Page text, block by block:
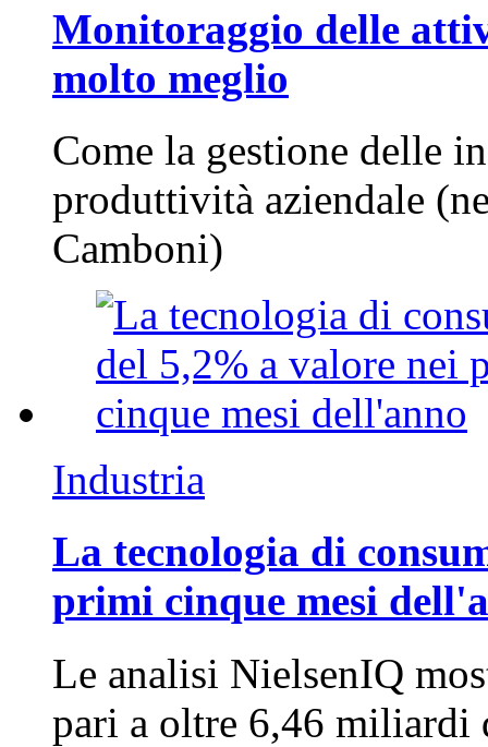
Monitoraggio delle
molto meglio
Come la gestione delle
produttività aziendale
Camboni)
Industria
La tecnologia di
primi cinque mesi
Le analisi NielsenIQ
pari a oltre 6,46